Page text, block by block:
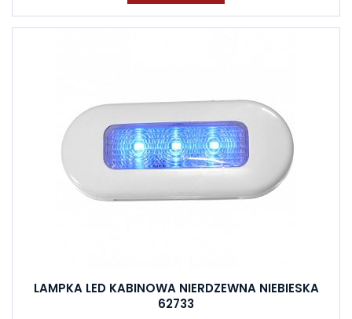
LAMPKA LED KABINOWA NIERDZEWNA NIEBIESKA
62733